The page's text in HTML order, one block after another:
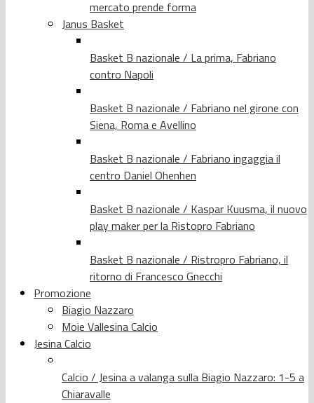
mercato prende forma
Janus Basket
Basket B nazionale / La prima, Fabriano
contro Napoli
Basket B nazionale / Fabriano nel girone con
Siena, Roma e Avellino
Basket B nazionale / Fabriano ingaggia il
centro Daniel Ohenhen
Basket B nazionale / Kaspar Kuusma, il nuovo
play maker per la Ristopro Fabriano
Basket B nazionale / Ristropro Fabriano, il
ritorno di Francesco Gnecchi
Promozione
Biagio Nazzaro
Moie Vallesina Calcio
Jesina Calcio
Calcio / Jesina a valanga sulla Biagio Nazzaro: 1-5 a
Chiaravalle